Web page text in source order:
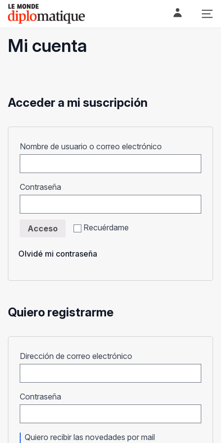
Skip
content
Le monde diplomatique
Mi cuenta
Acceder a mi suscripción
Nombre de usuario o correo electrónico
Contraseña
Recuérdame
Acceso
Olvidé mi contraseña
Quiero registrarme
Dirección de correo electrónico
Contraseña
Quiero recibir las novedades por mail